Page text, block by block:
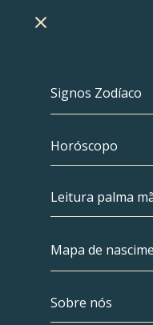
Signos Zodíaco
Signos
Capricórnio
Peixes
Áries
Horóscopo
Leitura palma
Mapa de
Mapa de
Sobre nós